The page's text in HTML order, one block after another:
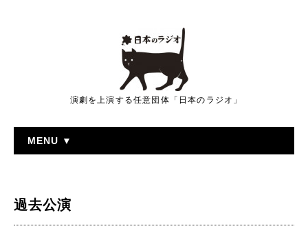
演劇を上演する任意団体「日本のラジオ」
MENU ▼
過去公演